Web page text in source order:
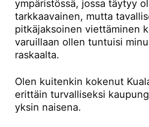
ympäristössä, jossa täytyy
tarkkaavainen, mutta
pitkäjaksoinen viettäminen
varuillaan ollen tuntuisi
raskaalta.
Olen kuitenkin kokenut
erittäin turvalliseksi
yksin naisena.